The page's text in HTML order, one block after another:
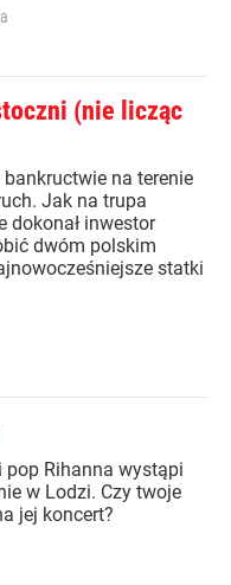
(nie licząc
bankructwie na terenie
Jak na trupa
dokonał inwestor
dwóm polskim
statki
Rihanna wystąpi
w Lodzi. Czy twoje
jej koncert?